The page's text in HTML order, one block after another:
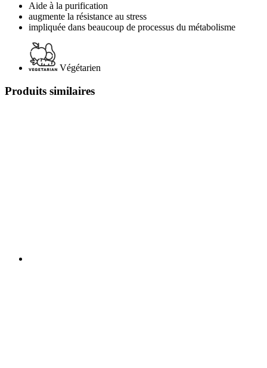
Aide à la purification
augmente la résistance au stress
impliquée dans beaucoup de processus du métabolisme
Végétarien
Produits similaires